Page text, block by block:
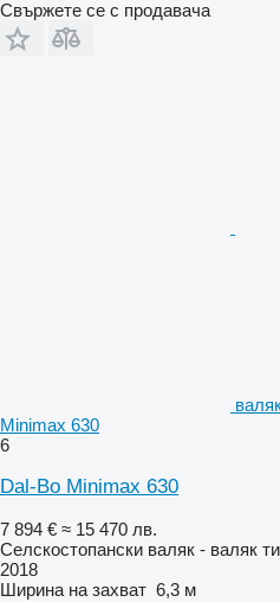
Свържете се с продавача
Minimax 630
6
Dal-Bo Minimax 630
7 894 € ≈ 15 470 лв.
Селскостопански валяк - валяк
2018
Ширина на захват 6,3 м